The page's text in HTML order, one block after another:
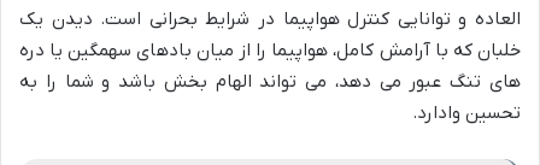
العاده و توانایی کنترل هواپیما در شرایط بحرانی است. دیدن یک
خلبان که با آرامش کامل، هواپیما را از میان بادهای سهمگین یا دره
های تنگ عبور می دهد، می تواند الهام بخش باشد و شما را به
تحسین وادارد.